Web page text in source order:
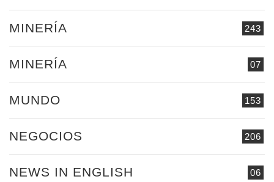
243
MINERÍA
07
MINERÍA
153
MUNDO
206
NEGOCIOS
06
NEWS IN ENGLISH